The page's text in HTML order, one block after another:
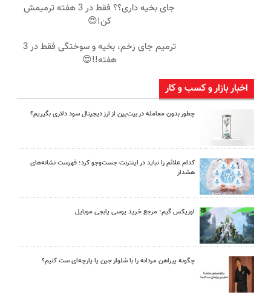
جای بخیه داری؟؟ فقط در 3 هفته ترمیمش
کن!😍
ترمیم جای زخم، بخیه و سوختگی فقط در 3
هفته!!😍
اخبار بازار و کسب و کار
چطور بدون معامله در بیت‌پین از ارز دیجیتال سود دلاری بگیریم؟
کدام علائم را نباید در اینترنت جست‌وجو کرد؛ فهرست نشانه‌های
هشدار
اوریکس گیم؛ مرجع خرید یوسی پابجی موبایل
چگونه پیراهن مردانه را با شلوار جین یا پارچه‌ای ست کنیم؟